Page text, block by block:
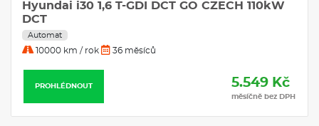
T-GDI DCT GO CZECH 110kW
36 měsíců
Hyundai i30
PROHLÉDNOUT